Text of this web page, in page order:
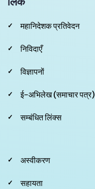
महानिदेशक प्रतिवेदन
निविदाएँ
विज्ञापनों
ई-अभिलेख (समाचार पत्र)
सम्बंधित लिंक्स
Footer
अस्वीकरण
सहायता